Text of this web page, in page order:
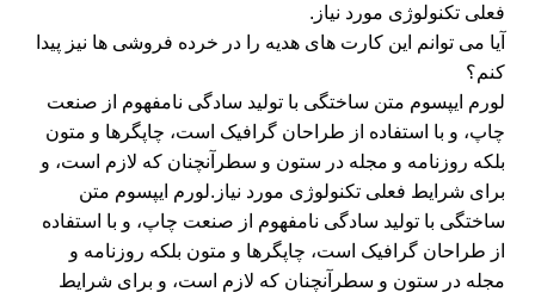
فعلی تکنولوژی مورد نیاز.
آیا می توانم این کارت های هدیه را در خرده فروشی ها نیز پیدا
کنم؟
لورم ایپسوم متن ساختگی با تولید سادگی نامفهوم از صنعت
چاپ، و با استفاده از طراحان گرافیک است، چاپگرها و متون
بلکه روزنامه و مجله در ستون و سطرآنچنان که لازم است، و
برای شرایط فعلی تکنولوژی مورد نیاز.لورم ایپسوم متن
ساختگی با تولید سادگی نامفهوم از صنعت چاپ، و با استفاده
از طراحان گرافیک است، چاپگرها و متون بلکه روزنامه و
مجله در ستون و سطرآنچنان که لازم است، و برای شرایط